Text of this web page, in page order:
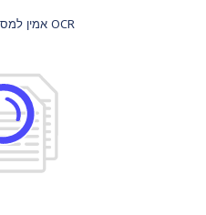
OCR אמין למסמכים יומיומיים